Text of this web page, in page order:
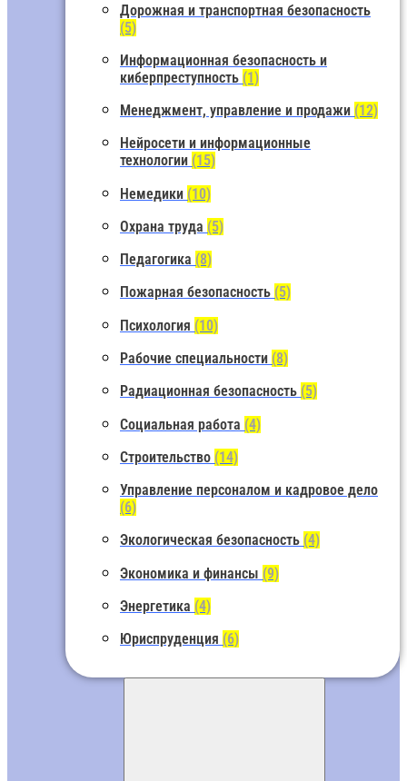
Дорожная и транспортная безопасность
(5)
Информационная безопасность и
киберпреступность (1)
Менеджмент, управление и продажи (12)
Нейросети и информационные
технологии (15)
Немедики (10)
Охрана труда (5)
Педагогика (8)
Пожарная безопасность (5)
Психология (10)
Рабочие специальности (8)
Радиационная безопасность (5)
Социальная работа (4)
Строительство (14)
Управление персоналом и кадровое дело
(6)
Экологическая безопасность (4)
Экономика и финансы (9)
Энергетика (4)
Юриспруденция (6)